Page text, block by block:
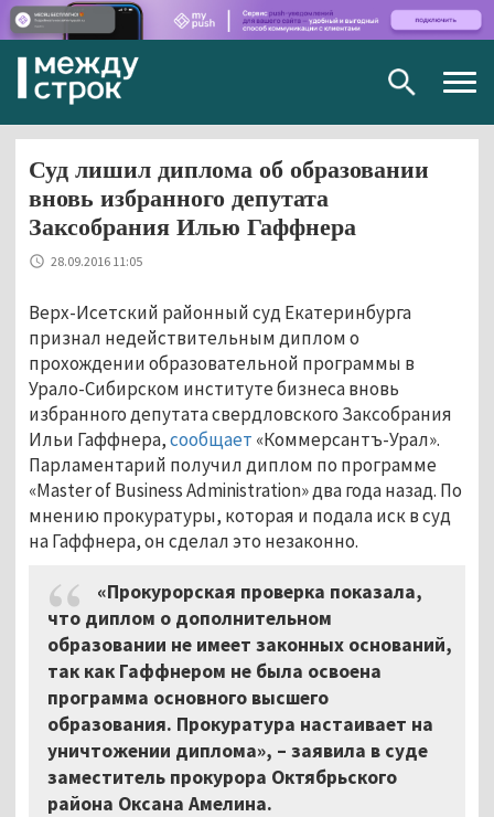
Суд лишил диплома об образовании
вновь избранного депутата
Заксобрания Илью Гаффнера
28.09.2016 11:05
Верх-Исетский районный суд Екатеринбурга
признал недействительным диплом о
прохождении образовательной программы в
Урало-Сибирском институте бизнеса вновь
избранного депутата свердловского Заксобрания
Ильи Гаффнера,сообщает «Коммерсантъ-Урал».
Парламентарий получил диплом по программе
«Master of Business Administration» два года назад. По
мнению прокуратуры, которая и подала иск в суд
на Гаффнера, он сделал это незаконно.
«Прокурорская проверка показала,
что диплом о дополнительном
образовании не имеет законных оснований,
так как Гаффнером не была освоена
программа основного высшего
образования. Прокуратура настаивает на
уничтожении диплома», – заявила в суде
заместитель прокурора Октябрьского
района Оксана Амелина.